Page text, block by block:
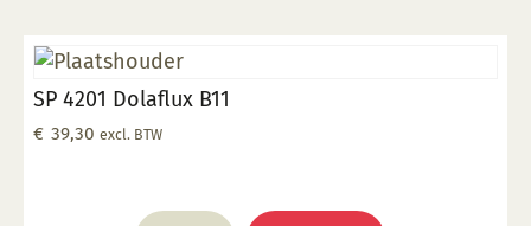
productpagina
SP 4201 Dolaflux B11
€ 39,30 excl. BTW